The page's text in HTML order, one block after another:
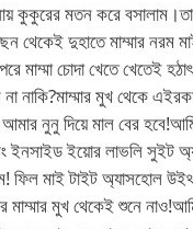
কুকুরের মতন করে
থেকেই দুহাতে মাম্মার নরম
মাম্মা চোদা খেতে
নাকি?মাম্মার মুখ থেকে
নুনু দিয়ে মাল বের
ইনসাইড ইয়োর লাভলি সুইট
ফিল মাই টাইট
মুখ থেকেই শুনে